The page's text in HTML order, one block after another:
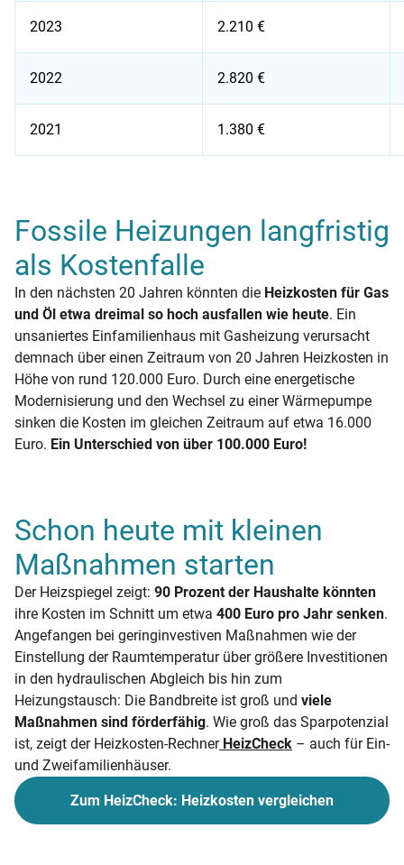
2023 2.210 €
2022 2.820 €
2021 1.380 €
Fossile Heizungen langfristig
als Kostenfalle
In den nächsten 20 Jahren könnten die Heizkosten für Gas
und Öl etwa dreimal so hoch ausfallen wie heute. Ein
unsaniertes Einfamilienhaus mit Gasheizung verursacht
demnach über einen Zeitraum von 20 Jahren Heizkosten in
Höhe von rund 120.000 Euro. Durch eine energetische
Modernisierung und den Wechsel zu einer Wärmepumpe
sinken die Kosten im gleichen Zeitraum auf etwa 16.000
Euro. Ein Unterschied von über 100.000 Euro!
Schon heute mit kleinen
Maßnahmen starten
Der Heizspiegel zeigt: 90 Prozent der Haushalte könnten
ihre Kosten im Schnitt um etwa 400 Euro pro Jahr senken.
Angefangen bei geringinvestiven Maßnahmen wie der
Einstellung der Raumtemperatur über größere Investitionen
in den hydraulischen Abgleich bis hin zum
Heizungstausch: Die Bandbreite ist groß und viele
Maßnahmen sind förderfähig. Wie groß das Sparpotenzial
ist, zeigt der Heizkosten-RechnerHeizCheck – auch für Ein-
und Zweifamilienhäuser.
Zum HeizCheck: Heizkosten vergleichen